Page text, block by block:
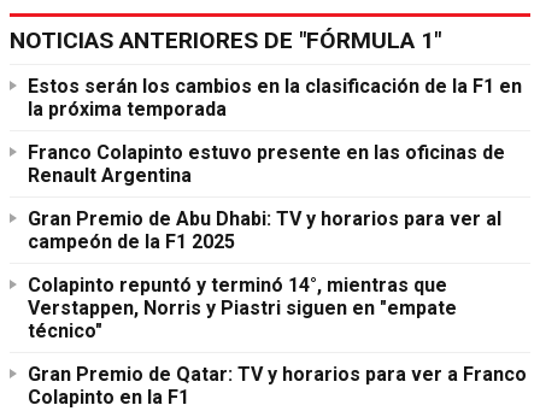
NOTICIAS ANTERIORES DE "FÓRMULA 1"
Estos serán los cambios en la clasificación de la F1 en
la próxima temporada
Franco Colapinto estuvo presente en las oficinas de
Renault Argentina
Gran Premio de Abu Dhabi: TV y horarios para ver al
campeón de la F1 2025
Colapinto repuntó y terminó 14°, mientras que
Verstappen, Norris y Piastri siguen en "empate
técnico"
Gran Premio de Qatar: TV y horarios para ver a Franco
Colapinto en la F1